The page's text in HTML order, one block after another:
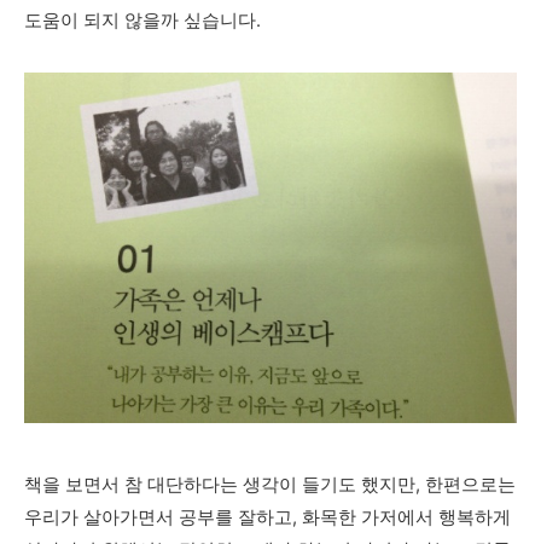
도움이 되지 않을까 싶습니다.
책을 보면서 참 대단하다는 생각이 들기도 했지만, 한편으로는
우리가 살아가면서 공부를 잘하고, 화목한 가저에서 행복하게